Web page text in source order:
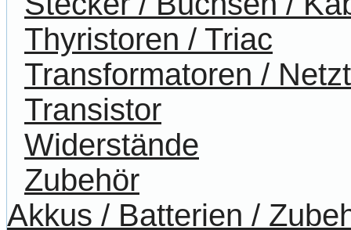
Thyristoren / Triac
Transformatoren /
Transistor
Widerstände
Zubehör
Akkus / Batterien /